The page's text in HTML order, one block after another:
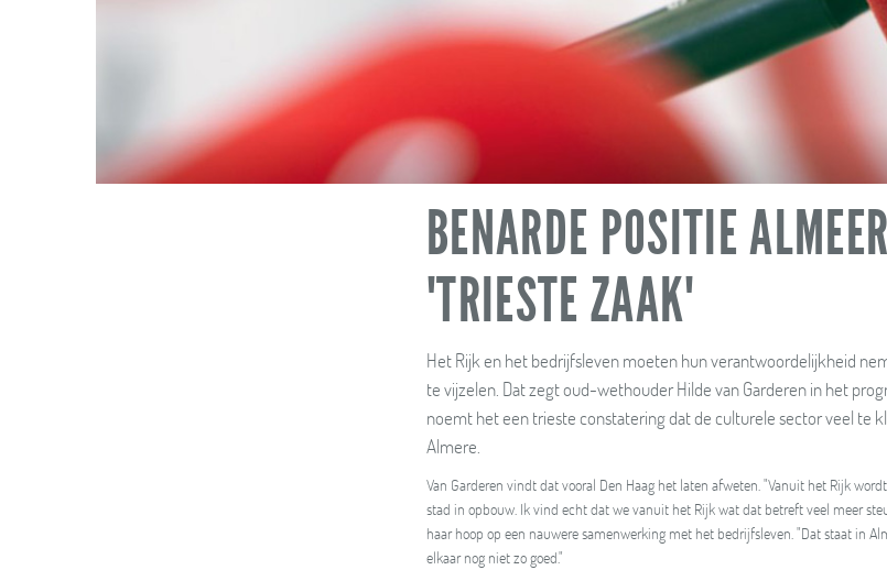
BENARDE POSITIE
'TRIESTE ZAAK'
Het Rijk en het bedrijfsleven moeten hun verantwoordelijkheid
te vijzelen. Dat zegt oud-wethouder Hilde van Garderen in het
noemt het een trieste constatering dat de culturele sector veel te
Almere.
Van Garderen vindt dat vooral Den Haag het laten afweten. "Vanuit het Rijk
stad in opbouw. Ik vind echt dat we vanuit het Rijk wat dat betreft veel meer
haar hoop op een nauwere samenwerking met het bedrijfsleven. "Dat staat in
elkaar nog niet zo goed."